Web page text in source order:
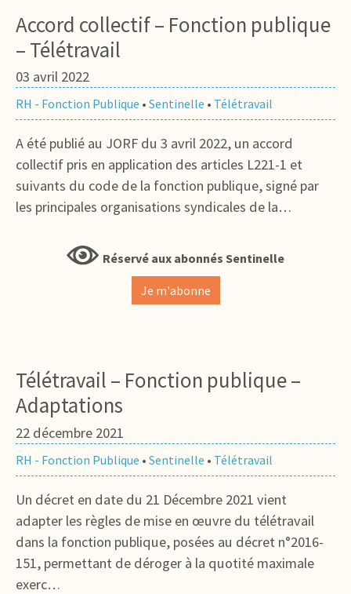
Accord collectif – Fonction publique
– Télétravail
03 avril 2022
RH - Fonction Publique • Sentinelle • Télétravail
A été publié au JORF du 3 avril 2022, un accord
collectif pris en application des articles L221-1 et
suivants du code de la fonction publique, signé par
les principales organisations syndicales de la…
Réservé aux abonnés Sentinelle
Je m'abonne
Télétravail – Fonction publique –
Adaptations
22 décembre 2021
RH - Fonction Publique • Sentinelle • Télétravail
Un décret en date du 21 Décembre 2021 vient
adapter les règles de mise en œuvre du télétravail
dans la fonction publique, posées au décret n°2016-
151, permettant de déroger à la quotité maximale
exerc…